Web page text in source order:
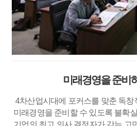
미래경영을 준비
4차산업시대에 포커스를 맞춘 독
미래경영을 준비할 수 있도록 불확